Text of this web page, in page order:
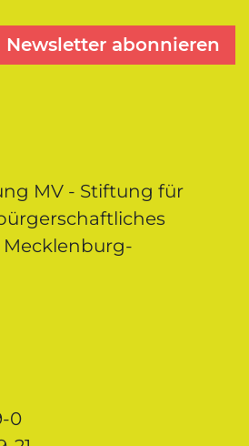
MV - Stiftung für
0
Newsletter abonnieren